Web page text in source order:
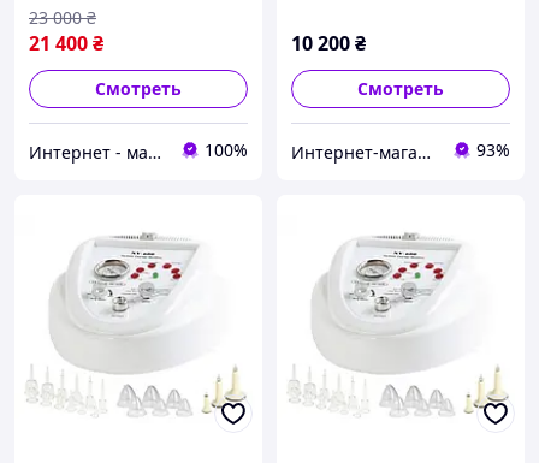
21 400₴
23 000 ₴
Смотреть
Интернет - магазин "SUPER LADY" Косметологические аппараты и средства омоложения 100%
10 200₴
Смотреть
Интернет-магазин "M-Beauty" 93%